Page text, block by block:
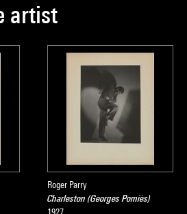
artist
Roger Parry
Charleston (Georges Pomiès)